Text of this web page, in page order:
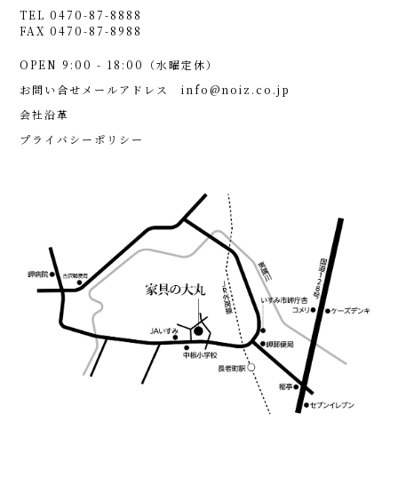
TEL 0470-87-8888
FAX 0470-87-8988
OPEN 9:00 - 18:00（水曜定休）
お問い合せメールアドレスinfo@noiz.co.jp
会社沿革
プライバシーポリシー